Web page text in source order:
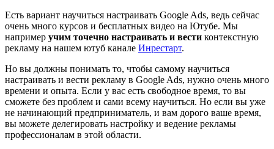
Есть вариант научиться настраивать Google Ads, ведь сейчас
очень много курсов и бесплатных видео на Ютубе. Мы
например учим точечно настраивать и вести контекстную
рекламу на нашем ютуб канале Инрестарт.
Но вы должны понимать то, чтобы самому научиться
настраивать и вести рекламу в Google Ads, нужно очень много
времени и опыта. Если у вас есть свободное время, то вы
сможете без проблем и сами всему научиться. Но если вы уже
не начинающий предприниматель, и вам дорого ваше время,
вы можете делегировать настройку и ведение рекламы
профессионалам в этой области.